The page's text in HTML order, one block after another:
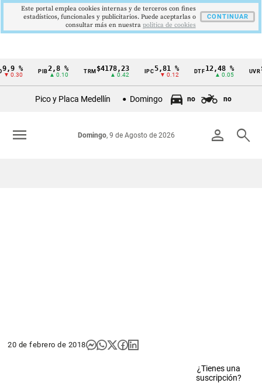
Cintillo
Colombia
%
0.30
PIB2,8 %
▲ 0.10
TRM$4178,23
▲ 0.42
5,81 %
▼ 0.12
DTF12,48 %
▲ 0.05
UVR
Pico y Placa Medellín Domingo no no
person search
Domingo, 9 de Agosto de 2026
menu
20 de febrero de 2018
¿Tienes una
suscripción?
Este portal emplea cookies internas y de terceros con fines
estadísticos, funcionales y publicitarios. Puede aceptarlas o
consultar más en nuestra politica de cookies
CONTINUAR